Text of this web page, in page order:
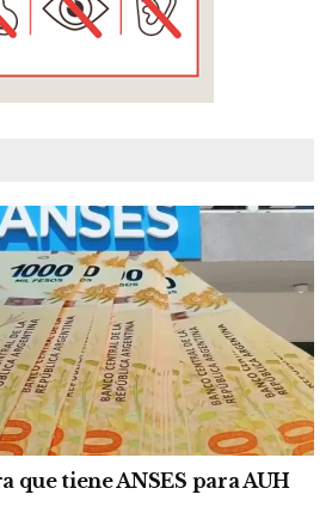
que tiene ANSES para AUH